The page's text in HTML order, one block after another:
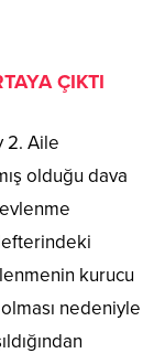
ÇIKTI
2. Aile
olduğu dava
kurucu
olması nedeniyle